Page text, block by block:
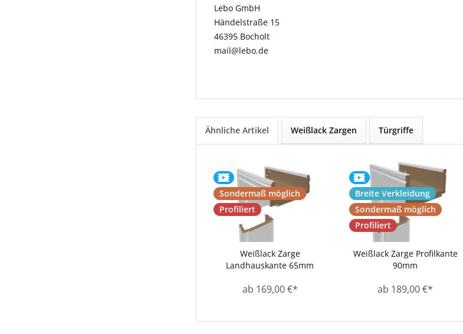
Lebo GmbH
Händelstraße 15
46395 Bocholt
mail@lebo.de
Ähnliche Artikel Weißlack Zargen Türgriffe
Sondermaß möglich
Profiliert
Weißlack Zarge
Landhauskante 65mm
ab 169,00 €*
Breite Verkleidung
Sondermaß möglich
Profiliert
Weißlack Zarge Profilkante
90mm
ab 189,00 €*